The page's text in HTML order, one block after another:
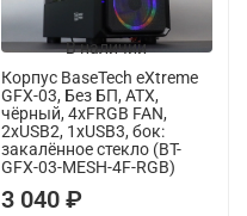
В наличии
Корпус BaseTech eXtreme
GFX-03, Без БП, ATX,
чёрный, 4xFRGB FAN,
2xUSB2, 1xUSB3, бок:
закалённое стекло (BT-
GFX-03-MESH-4F-RGB)
3 040 ₽